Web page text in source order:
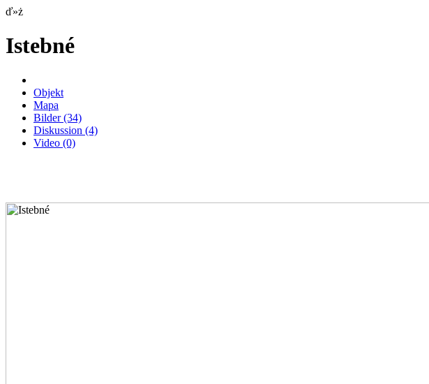
ď»ż
Istebné
Objekt
Mapa
Bilder(34)
Diskussion (4)
Video (0)